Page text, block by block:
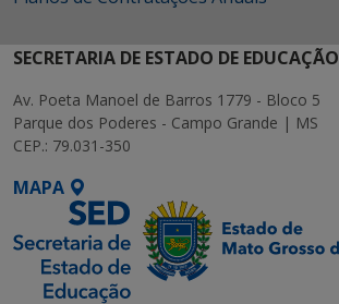
SECRETARIA DE ESTADO DE EDUCAÇÃO
Av. Poeta Manoel de Barros 1779 - Bloco 5
Parque dos Poderes - Campo Grande | MS
CEP.: 79.031-350
MAPA